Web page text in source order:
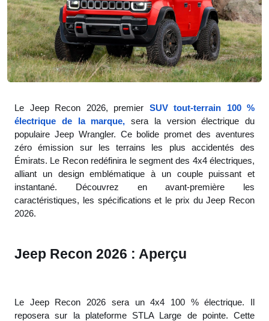
Le Jeep Recon 2026, premier
SUV tout-terrain 100 %
électrique de la marque,
sera la version électrique du
populaire Jeep Wrangler. Ce bolide promet des aventures
zéro émission sur les terrains les plus accidentés des
Émirats. Le Recon redéfinira le segment des 4x4 électriques,
alliant un design emblématique à un couple puissant et
instantané. Découvrez en avant-première les
caractéristiques, les spécifications et le prix du Jeep Recon
2026.
Jeep Recon 2026 : Aperçu
Le Jeep Recon 2026 sera un 4x4 100 % électrique. Il
reposera sur la plateforme STLA Large de pointe. Cette